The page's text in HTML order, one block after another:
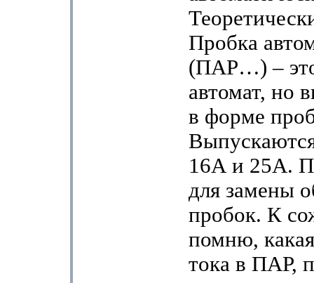
Пробка
(ПАР…) –
автомат, но
в форме
16А и 25А.
для замены
пробок. К
помню,
тока в ПАР,